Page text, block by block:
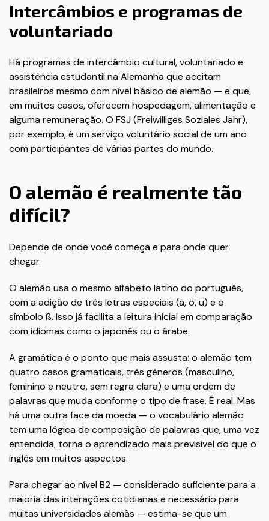
Intercâmbios e programas de
voluntariado
Há programas de intercâmbio cultural, voluntariado e
assistência estudantil na Alemanha que aceitam
brasileiros mesmo com nível básico de alemão — e que,
em muitos casos, oferecem hospedagem, alimentação e
alguma remuneração. O FSJ (Freiwilliges Soziales Jahr),
por exemplo, é um serviço voluntário social de um ano
com participantes de várias partes do mundo.
O alemão é realmente tão
difícil?
Depende de onde você começa e para onde quer
chegar.
O alemão usa o mesmo alfabeto latino do português,
com a adição de três letras especiais (ä, ö, ü) e o
símbolo ß. Isso já facilita a leitura inicial em comparação
com idiomas como o japonês ou o árabe.
A gramática é o ponto que mais assusta: o alemão tem
quatro casos gramaticais, três gêneros (masculino,
feminino e neutro, sem regra clara) e uma ordem de
palavras que muda conforme o tipo de frase. É real. Mas
há uma outra face da moeda — o vocabulário alemão
tem uma lógica de composição de palavras que, uma vez
entendida, torna o aprendizado mais previsível do que o
inglês em muitos aspectos.
Para chegar ao nível B2 — considerado suficiente para a
maioria das interações cotidianas e necessário para
muitas universidades alemãs — estima-se que um